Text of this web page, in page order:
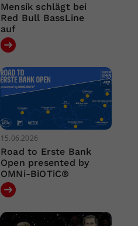
Mensík schlägt bei
Red Bull BassLine
auf
15.06.2026
Road to Erste Bank
Open presented by
OMNi-BiOTiC®